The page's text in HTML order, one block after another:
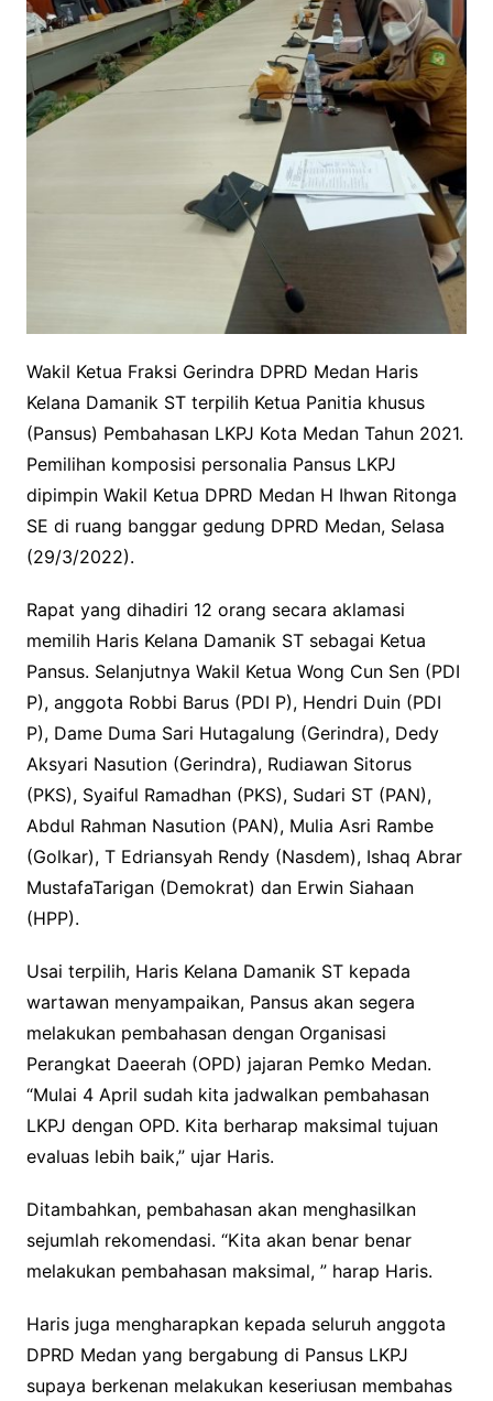
Wakil Ketua Fraksi Gerindra DPRD Medan Haris
Kelana Damanik ST terpilih Ketua Panitia khusus
(Pansus) Pembahasan LKPJ Kota Medan Tahun 2021.
Pemilihan komposisi personalia Pansus LKPJ
dipimpin Wakil Ketua DPRD Medan H Ihwan Ritonga
SE di ruang banggar gedung DPRD Medan, Selasa
(29/3/2022).
Rapat yang dihadiri 12 orang secara aklamasi
memilih Haris Kelana Damanik ST sebagai Ketua
Pansus. Selanjutnya Wakil Ketua Wong Cun Sen (PDI
P), anggota Robbi Barus (PDI P), Hendri Duin (PDI
P), Dame Duma Sari Hutagalung (Gerindra), Dedy
Aksyari Nasution (Gerindra), Rudiawan Sitorus
(PKS), Syaiful Ramadhan (PKS), Sudari ST (PAN),
Abdul Rahman Nasution (PAN), Mulia Asri Rambe
(Golkar), T Edriansyah Rendy (Nasdem), Ishaq Abrar
MustafaTarigan (Demokrat) dan Erwin Siahaan
(HPP).
Usai terpilih, Haris Kelana Damanik ST kepada
wartawan menyampaikan, Pansus akan segera
melakukan pembahasan dengan Organisasi
Perangkat Daeerah (OPD) jajaran Pemko Medan.
“Mulai 4 April sudah kita jadwalkan pembahasan
LKPJ dengan OPD. Kita berharap maksimal tujuan
evaluas lebih baik,” ujar Haris.
Ditambahkan, pembahasan akan menghasilkan
sejumlah rekomendasi. “Kita akan benar benar
melakukan pembahasan maksimal, ” harap Haris.
Haris juga mengharapkan kepada seluruh anggota
DPRD Medan yang bergabung di Pansus LKPJ
supaya berkenan melakukan keseriusan membahas